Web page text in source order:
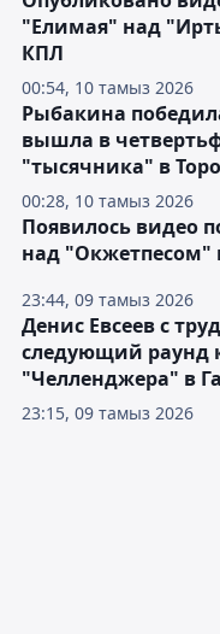
00:54, 10 тамыз 2026
"Елимая" над
КПЛ
00:28, 10 тамыз 2026
Рыбакина
вышла в
"тысячника" в
23:44, 09 тамыз 2026
Появилось видео
над "Окжетпесом"
23:15, 09 тамыз 2026
Денис Евсеев с
следующий раунд
"Челленджера" в